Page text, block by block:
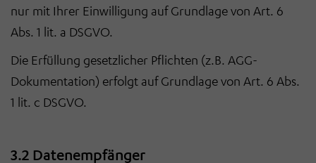
nur mit Ihrer Einwilligung auf Grundlage von Art. 6
Abs. 1 lit. a DSGVO.
Die Erfüllung gesetzlicher Pflichten (z.B. AGG-
Dokumentation) erfolgt auf Grundlage von Art. 6 Abs.
1 lit. c DSGVO.
3.2 Datenempfänger